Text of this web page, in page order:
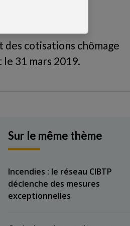
cotisations chômage
31 mars 2019.
Sur le même thème
Incendies : le réseau CIBTP
déclenche des mesures
exceptionnelles